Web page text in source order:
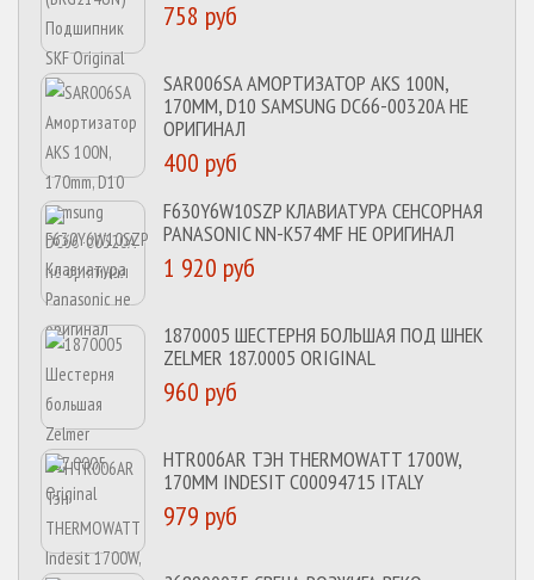
758 руб
SAR006SA АМОРТИЗАТОР AKS 100N,
170MM, D10 SAMSUNG DC66-00320A НЕ
ОРИГИНАЛ
400 руб
F630Y6W10SZP КЛАВИАТУРА СЕНСОРНАЯ
PANASONIC NN-K574MF НЕ ОРИГИНАЛ
1 920 руб
1870005 ШЕСТЕРНЯ БОЛЬШАЯ ПОД ШНЕК
ZELMER 187.0005 ORIGINAL
960 руб
HTR006AR ТЭН THERMOWATT 1700W,
170MM INDESIT C00094715 ITALY
979 руб